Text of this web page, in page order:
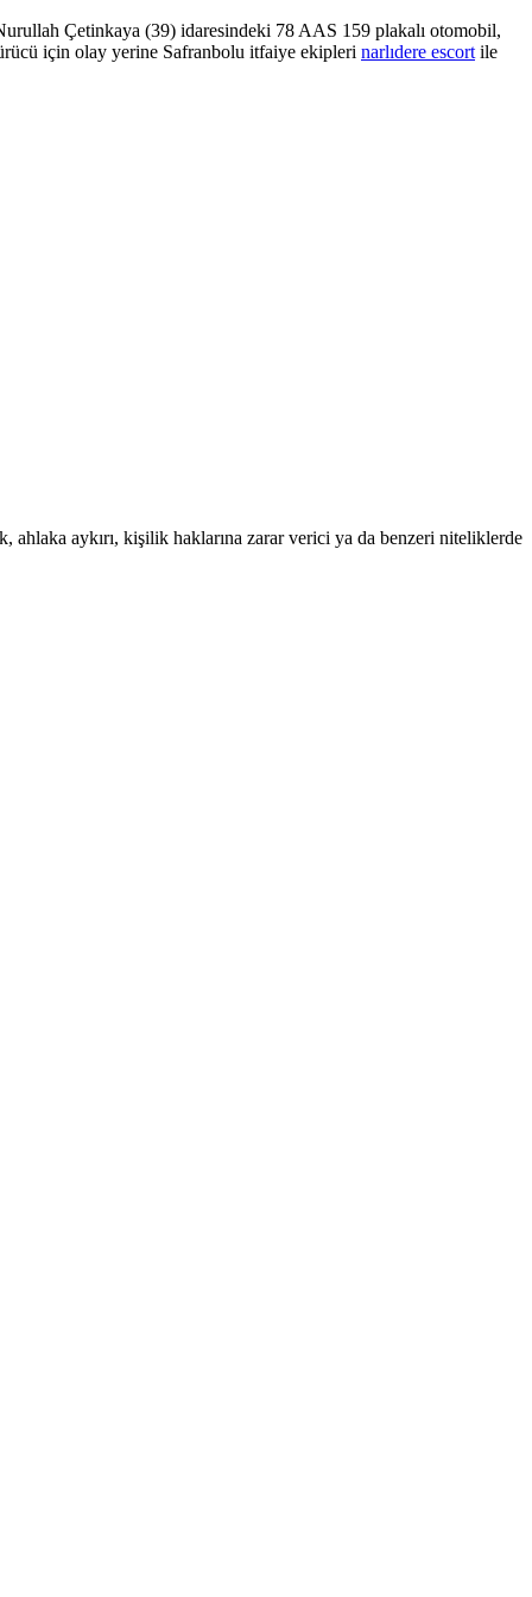
Çetinkaya (39) idaresindeki 78 AAS 159 plakalı otomobil,
için olay yerine Safranbolu itfaiye ekipleri narlıdere escortile
ahlaka aykırı, kişilik haklarına zarar verici ya da benzeri niteliklerde